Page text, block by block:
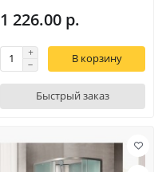
1 226.00 р.
В корзину
Быстрый заказ